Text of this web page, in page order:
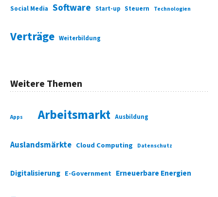
Social Media Software Start-up Steuern Technologien
Verträge Weiterbildung
Weitere Themen
Apps Arbeitsmarkt Ausbildung
Auslandsmärkte Cloud Computing Datenschutz
Digitalisierung E-Government Erneuerbare Energien